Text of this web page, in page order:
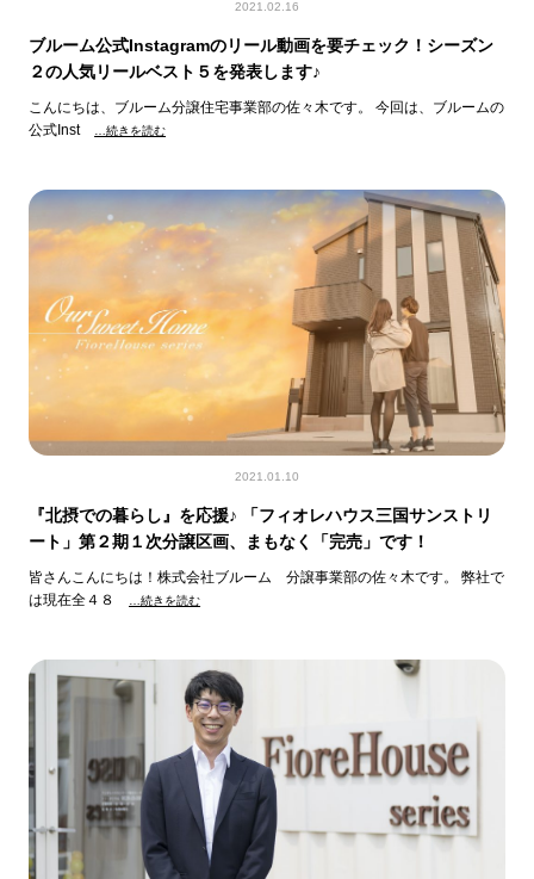
2021.02.16
ブルーム公式Instagramのリール動画を要チェック！シーズン
２の人気リールベスト５を発表します♪
こんにちは、ブルーム分譲住宅事業部の佐々木です。 今回は、ブルームの
公式Inst
…続きを読む
2021.01.10
『北摂での暮らし』を応援♪ 「フィオレハウス三国サンストリ
ート」第２期１次分譲区画、まもなく「完売」です！
皆さんこんにちは！株式会社ブルーム 分譲事業部の佐々木です。 弊社で
は現在全４８
…続きを読む